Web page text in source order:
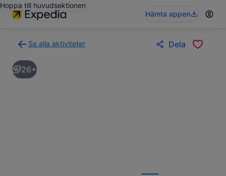
Hoppa till huvudsektionen
Hämta appen
Se alla aktiviteter
tillbaka
till
resultatsidan
Dela
26+